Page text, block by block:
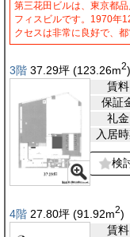
第三花田ビルは、東京都
フィスビルです。1970年
クセスは非常に良好で、
3階 37.29坪 (123.26m2)
賃料
保証
礼金
入居
検
4階 27.80坪 (91.92m2)
賃料